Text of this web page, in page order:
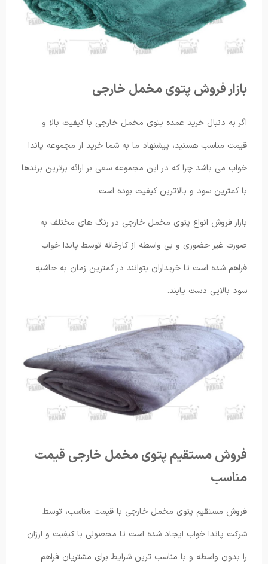
بازار فروش پتوی مخمل خارجی
اگر به دنبال خرید عمده پتوی مخمل خارجی با کیفیت بالا و
قیمت مناسب هستید، پیشنهاد ما به شما خرید از مجموعه پاندا
خواب می باشد چرا که در این مجموعه سعی بر ارائه برترین برندها
با کمترین سود و بالاترین کیفیت بوده است.
بازار فروش انواع پتوی مخمل خارجی در رنگ های مختلف به
صورت غیر حضوری و بی واسطه از کارخانه توسط پاندا خواب
فراهم شده است تا خریداران بتوانند در کمترین زمان به حاشیه
سود بالایی دست یابند.
فروش مستقیم پتوی مخمل خارجی قیمت
مناسب
فروش مستقیم پتوی مخمل خارجی با قیمت مناسب، توسط
شرکت پاندا خواب ایجاد شده است تا محصولی با کیفیت و ارزان
را بدون واسطه و با مناسب ترین شرایط برای مشتریان فراهم